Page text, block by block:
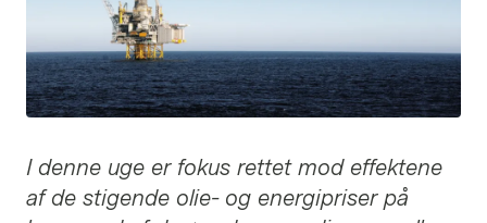
I denne uge er fokus rettet mod effektene
af de stigende olie- og energipriser på